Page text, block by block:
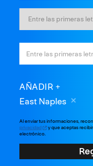
AÑADIR
East Naples
Al enviar tus informaciones,
privacidad
y que aceptas
electrónico.